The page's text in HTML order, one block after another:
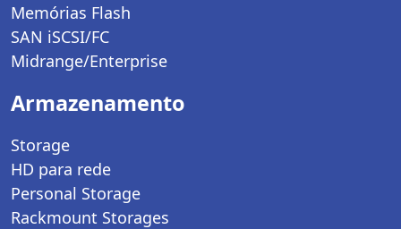
Memórias Flash
SAN iSCSI/FC
Midrange/Enterprise
Armazenamento
Storage
HD para rede
Personal Storage
Rackmount Storages